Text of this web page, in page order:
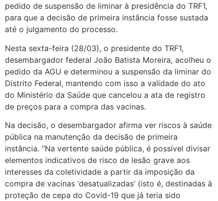
pedido de suspensão de liminar à presidência do TRF1,
para que a decisão de primeira instância fosse sustada
até o julgamento do processo.
Nesta sexta-feira (28/03), o presidente do TRF1,
desembargador federal João Batista Moreira, acolheu o
pedido da AGU e determinou a suspensão da liminar do
Distrito Federal, mantendo com isso a validade do ato
do Ministério da Saúde que cancelou a ata de registro
de preços para a compra das vacinas.
Na decisão, o desembargador afirma ver riscos à saúde
pública na manutenção da decisão de primeira
instância. “Na vertente saúde pública, é possível divisar
elementos indicativos de risco de lesão grave aos
interesses da coletividade a partir da imposição da
compra de vacinas ‘desatualizadas’ (isto é, destinadas à
proteção de cepa do Covid-19 que já teria sido